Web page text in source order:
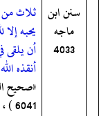
سنن ابن
ماجه
4033
ثلاث
يحبه
أن يلقى
أنقذه